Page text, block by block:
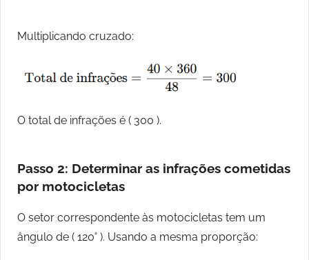
Multiplicando cruzado:
O total de infrações é ( 300 ).
Passo 2: Determinar as infrações cometidas
por motocicletas
O setor correspondente às motocicletas tem um
ângulo de ( 120° ). Usando a mesma proporção: